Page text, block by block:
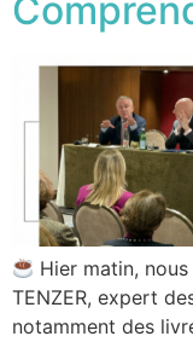
Hier matin,
TENZER, expert
notamment des